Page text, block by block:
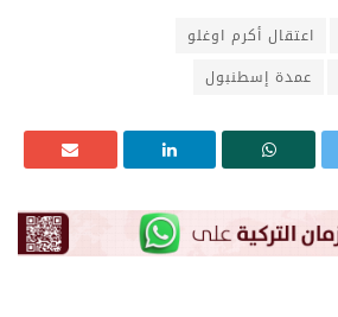
اعتقال أكرم اوغلو
عمدة إسطنبول